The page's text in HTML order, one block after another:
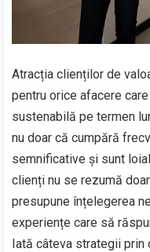
Atracția clienților de
pentru orice afacere
sustenabilă pe termen
nu doar că cumpără
semnificative și sunt
clienți nu se rezumă
presupune înțelegerea
experiențe care să
Iată câteva strategii prin